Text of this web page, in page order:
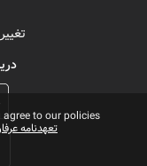
to our policies:
تعهدنامه